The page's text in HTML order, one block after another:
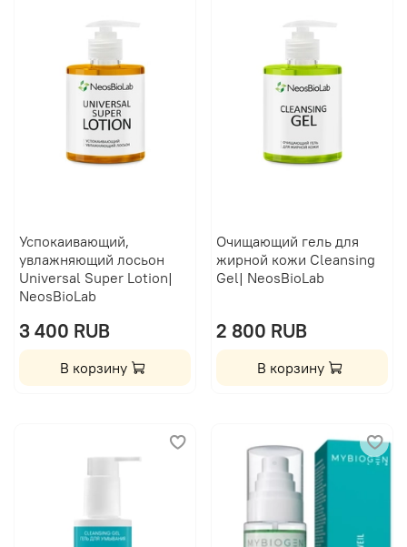
Успокаивающий,
увлажняющий лосьон
Universal Super Lotion|
NeosBioLab
3 400 RUB
В корзину
Очищающий гель для
жирной кожи Сleansing
Gel| NeosBioLab
2 800 RUB
В корзину